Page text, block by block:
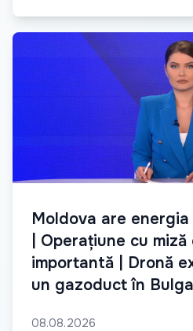
Moldova are
| Operațiune cu
importantă | Dronă
un gazoduct în
08.08.2026